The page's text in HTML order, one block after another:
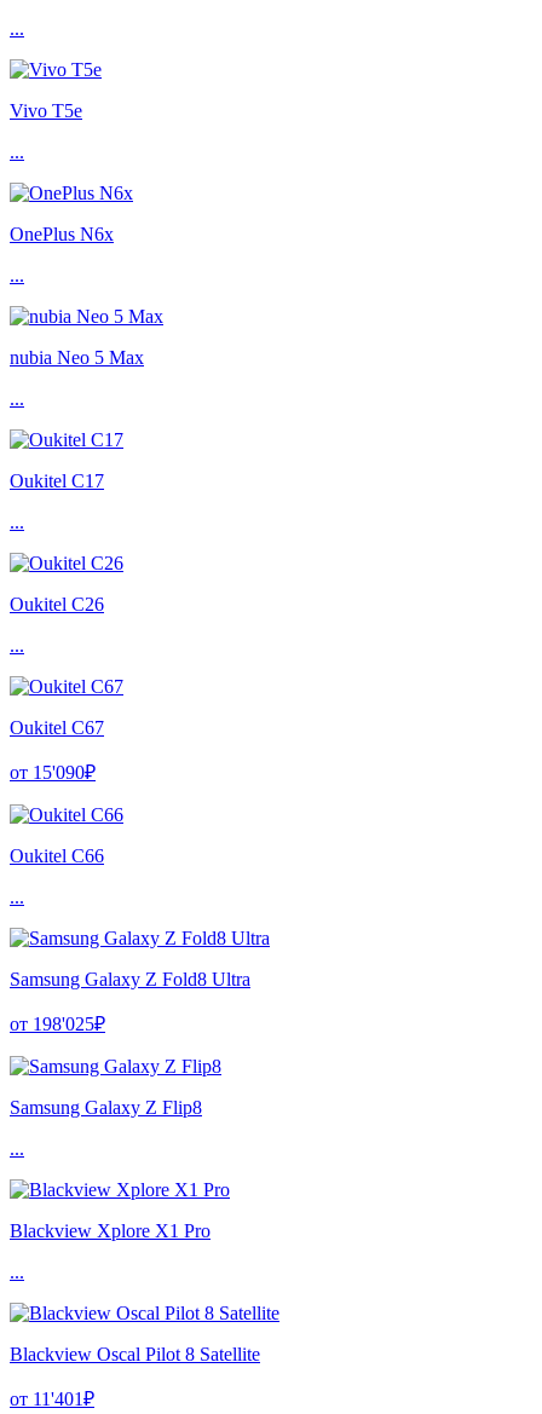
...
Vivo T5e
...
OnePlus N6x
...
nubia Neo 5 Max
...
Oukitel C17
...
Oukitel C26
...
Oukitel C67
от 15'090₽
Oukitel C66
...
Samsung Galaxy Z Fold8 Ultra
от 198'025₽
Samsung Galaxy Z Flip8
...
Blackview Xplore X1 Pro
...
Blackview Oscal Pilot 8 Satellite
от 11'401₽